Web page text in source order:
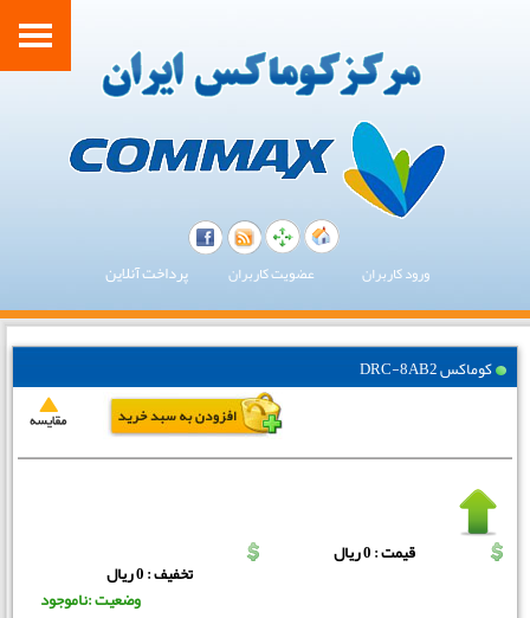
ورود کاربران عضویت کاربران پرداخت آنلاین
کوماکس DRC-8AB2
قیمت : 0 ریال
تخفیف : 0 ریال
وضعیت :ناموجود